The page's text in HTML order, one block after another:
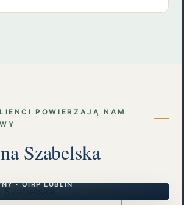
POWIERZAJĄ NAM
Szabelska
Szabelska
· OIRP LUBLIN